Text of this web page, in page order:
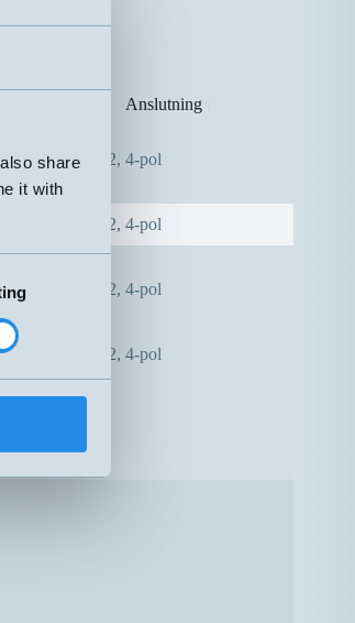
share
it with
Anslutning⇅
H4 – M12, 4-pol
H4 – M12, 4-pol
H4 – M12, 4-pol
H4 – M12, 4-pol